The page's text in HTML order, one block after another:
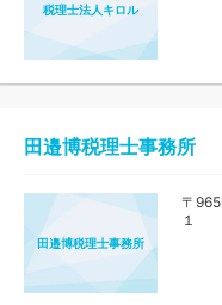
税理士法人キロル
田邉博税理士事務所
田邉博税理士事務所
〒
１